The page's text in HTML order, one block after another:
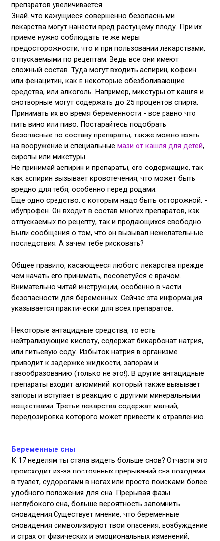
препаратов увеличивается.
Знай, что кажущиеся совершенно безопасными
лекарства могут нанести вред растущему плоду. При их
приеме нужно соблюдать те же меры
предосторожности, что и при пользовании лекарствами,
отпускаемыми по рецептам. Ведь все они имеют
сложный состав. Туда могут входить аспирин, кофеин
или фенацитин, как в некоторые обезболивающие
средства, или алкоголь. Например, микстуры от кашля и
снотворные могут содержать до 25 процентов спирта.
Принимать их во время беременности - все равно что
пить вино или пиво. Постарайтесь подобрать
безопасные по составу препараты, также можно взять
на вооружение и специальные мази от кашля для детей,
сиропы или микстуры.
Не принимай аспирин и препараты, его содержащие, так
как аспирин вызывает кровотечения, что может быть
вредно для тебя, особенно перед родами.
Еще одно средство, с которым надо быть осторожной, -
ибупрофен. Он входит в состав многих препаратов, как
отпускаемых по рецепту, так и продающихся свободно.
Были сообщения о том, что он вызывал нежелательные
последствия. А зачем тебе рисковать?
Общее правило, касающееся любого лекарства прежде
чем начать его принимать, посоветуйся с врачом.
Внимательно читай инструкции, особенно в части
безопасности для беременных. Сейчас эта информация
указывается практически для всех препаратов.
Некоторые антацидные средства, то есть
нейтрализующие кислоту, содержат бикарбонат натрия,
или питьевую соду. Избыток натрия в организме
приводит к задержке жидкости, запорам и
газообразованию (только не это!). В другие антацидные
препараты входит алюминий, который также вызывает
запоры и вступает в реакцию с другими минеральными
веществами. Третьи лекарства содержат магний,
передозировка которого может привести к отравлению.
Беременные сны
К 17 неделям ты стала видеть больше снов? Отчасти это
происходит из-за постоянных прерываний сна походами
в туалет, судорогами в ногах или просто поисками более
удобного положения для сна. Прерывая фазы
неглубокого сна, больше вероятность запомнить
сновидения.Существует мнение, что беременные
сновидения символизируют твои опасения, возбуждение
и страх от физических и эмоциональных изменений,